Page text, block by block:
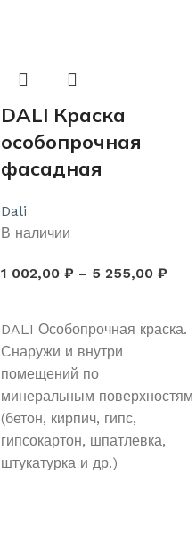
DALI Краска
особопрочная
фасадная
Dali
В наличии
1 002,00 ₽ – 5 255,00 ₽
DALI Особопрочная краска.
Снаружи и внутри
помещений по
минеральным поверхностям
(бетон, кирпич, гипс,
гипсокартон, шпатлевка,
штукатурка и др.)